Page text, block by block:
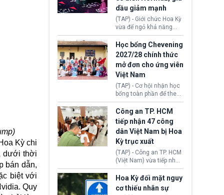
Kỳ chi
dưới thời
bán dẫn,
biệt với
Quy
quy chế cư trú hậu
Brexit “do nhầm lẫn”.
Động thái này làm dấy
lên lo ngại về việc thực
thi Thỏa thuận Rút khỏi
Liên minh châu Âu
(Withdrawal
Agreement).
dầu giảm mạnh
(TAP) - Giới chức Hoa Kỳ
vừa để ngỏ khả năng
sớm đạt thỏa thuận với
Iran nhằm mở lại eo biển
Hormuz, mở đường cho
việc khôi phục hoạt
động hàng hải. Những
tín hiệu ngoại giao tích
cực này lập tức tác động
đến thị trường năng
lượng, kéo giá dầu thế
giới lùi sâu xuống dưới
mức 80 USD/thùng.
Học bổng Chevening
2027/28 chính thức
mở đơn cho ứng viên
Việt Nam
(TAP) - Cơ hội nhận học
bổng toàn phần để theo
học chương trình thạc sĩ
tại Vương quốc Anh đã
chính thức quay trở lại.
Học bổng Chevening
2027/28 của Chính phủ
Anh vừa mở cổng ứng
tuyển dành riêng ứng
viên Việt Nam, hỗ trợ
toàn bộ chi phí học tập
cùng nhiều quyền lợi
trong suốt một năm
học.
Công an TP. HCM
tiếp nhận 47 công
dân Việt Nam bị Hoa
Kỳ trục xuất
(TAP) - Công an TP. HCM
(Việt Nam) vừa tiếp nhận
47 công dân Việt Nam bị
Hoa Kỳ trục xuất về
nước. Đây là đợt có số
lượng lớn nhất từ đầu
Hoa Kỳ đối mặt nguy
cơ thiếu nhân sự